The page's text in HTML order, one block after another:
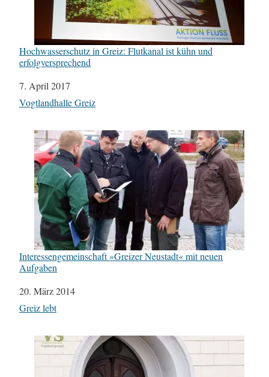
Hochwasserschutz in Greiz: Flutkanal ist kühn und
erfolgversprechend
Datum
7. April 2017
In Bezug auf
Vogtlandhalle Greiz
Interessengemeinschaft »Greizer Neustadt« mit neuen
Aufgaben
Datum
20. März 2014
In Bezug auf
Greiz lebt